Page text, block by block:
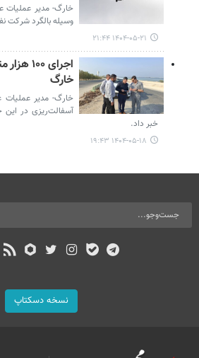
خارگ- مدیر عملیات
وسیله بالگرد شرکت
۱۴۰۴-۰۵-۲۱ ۲۱:۴۴
اجرای
خارگ
خارگ- مدیر عملیات
خبر داد.
۱۴۰۴-۰۵-۱۸ ۱۹:۴۳
نسخه دسکتاپ